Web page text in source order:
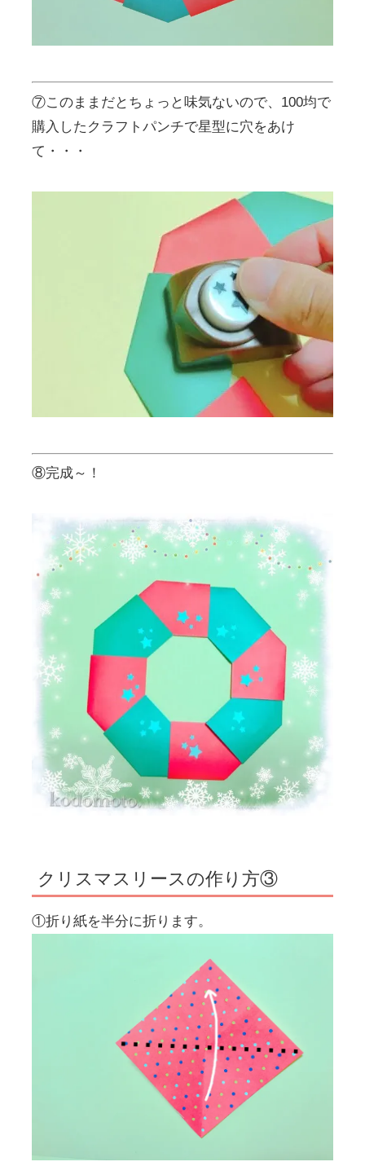
⑦このままだとちょっと味気ないので、100均で
購入したクラフトパンチで星型に穴をあけ
て・・・
⑧完成～！
クリスマスリースの作り方③
①折り紙を半分に折ります。